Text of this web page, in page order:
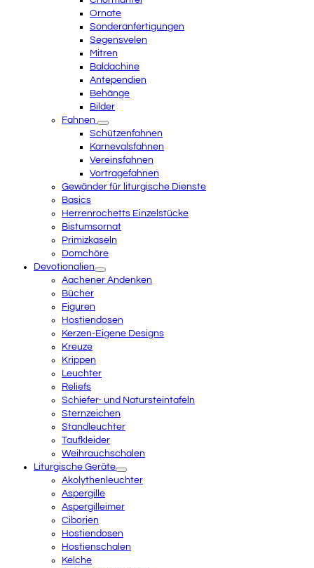
Ornate
Sonderanfertigungen
Segensvelen
Mitren
Baldachine
Antependien
Behänge
Bilder
Fahnen
Schützenfahnen
Karnevalsfahnen
Vereinsfahnen
Vortragefahnen
Gewänder für liturgische Dienste
Basics
Herrenrochetts Einzelstücke
Bistumsornat
Primizkaseln
Domchöre
Devotionalien
Aachener Andenken
Bücher
Figuren
Hostiendosen
Kerzen-Eigene Designs
Kreuze
Krippen
Leuchter
Reliefs
Schiefer- und Natursteintafeln
Sternzeichen
Standleuchter
Taufkleider
Weihrauchschalen
Liturgische Geräte
Akolythenleuchter
Aspergille
Aspergilleimer
Ciborien
Hostiendosen
Hostienschalen
Kelche